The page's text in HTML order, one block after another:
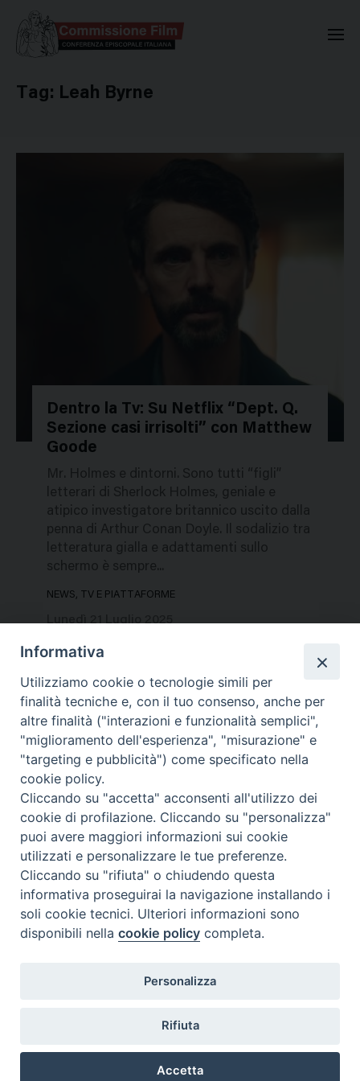
Tag: Leah Byrne
783473
Dentro la Tv: Su Netflix “Dept. Q.
Sezione casi irrisolti” con Matthew
Goode
Mr. Holmes e dintorni. Sono tutti “figli”
letterari di Sherlock Holmes, geniale e
atipico investigatore britannico uscito dalla
penna di Arthur Conan Doyle. Il sodalizio tra
letteratura gialla e adattamenti sullo
schermo è sempre...
NEWS, TV E PIATTAFORME
Contatti & Info
C.ne Aurelia, 50 – 00165 Roma
Contatti
Scrivi a: cnvf@chiesacattolica.it
Informativa
Utilizziamo cookie o tecnologie simili per
finalità tecniche e, con il tuo consenso, anche per
altre finalità ("interazioni e funzionalità semplici",
"miglioramento dell'esperienza", "misurazione" e
"targeting e pubblicità") come specificato nella
cookie policy.
Cliccando su "accetta" acconsenti all'utilizzo dei
cookie di profilazione. Cliccando su "personalizza"
puoi avere maggiori informazioni sui cookie
utilizzati e personalizzare le tue preferenze.
Cliccando su "rifiuta" o chiudendo questa
informativa proseguirai la navigazione installando i
soli cookie tecnici. Ulteriori informazioni sono
disponibili nellacookie policy completa.
Personalizza
Rifiuta
Accetta